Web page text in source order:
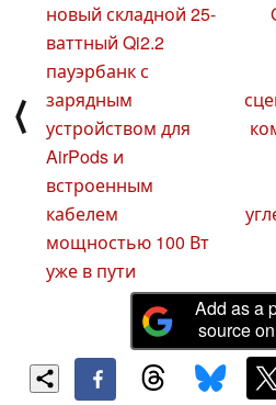
⟨
новый складной 25-
ваттный Qi2.2
пауэрбанк с
зарядным
устройством для
AirPods и
встроенным
кабелем
мощностью 100 Вт
уже в пути
Add as a
source